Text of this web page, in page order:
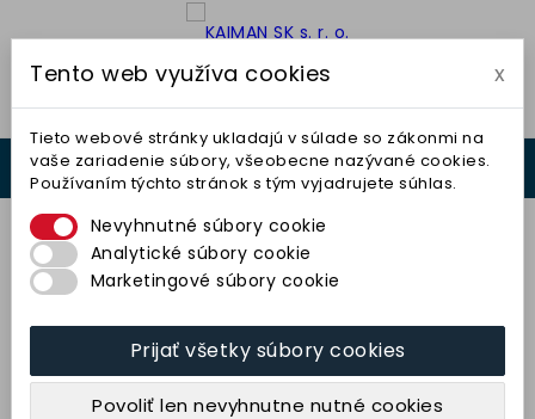
 

Poloholeňová obuv
POLOHOLEŇOVÁ OBUV
Tento web využíva cookies x
Tieto webové stránky ukladajú v súlade so zákonmi na
vaše zariadenie súbory, všeobecne nazývané cookies.
Používaním týchto stránok s tým vyjadrujete súhlas.
Nevyhnutné súbory cookie
Analytické súbory cookie
Marketingové súbory cookie
Prijať všetky súbory cookies
Povoliť len nevyhnutne nutné cookies